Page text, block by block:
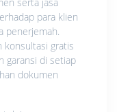
para klien
penerjemah.
konsultasi gratis
garansi di setiap
dokumen